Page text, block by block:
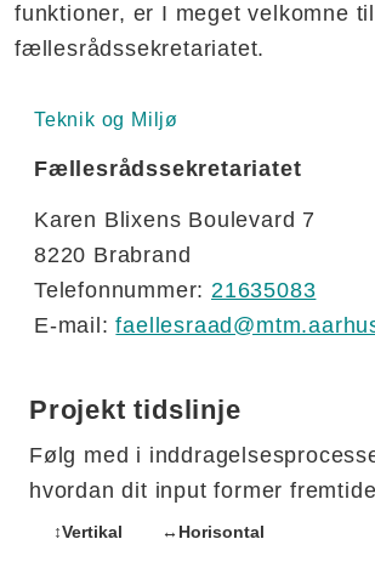
funktioner, er I meget velkomne
fællesrådssekretariatet.
Teknik og Miljø
Fællesrådssekretariatet
Karen Blixens Boulevard 7
8220 Brabrand
Telefonnummer:21635083
E-mail:
Projekt tidslinje
Følg med i
hvordan dit input former
↕Vertikal ↔ Horisontal